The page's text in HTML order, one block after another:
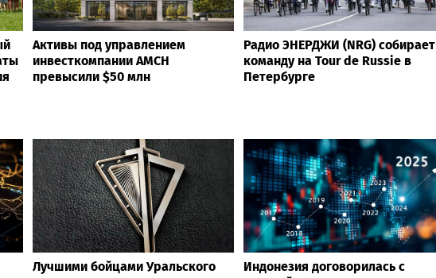
Активы под управлением
инвесткомпании AMCH
превысили $50 млн
Радио ЭНЕРДЖИ (NRG) собирает
команду на Tour de Russie в
Петербурге
Лучшими бойцами Уральского
Индонезия договорилась с